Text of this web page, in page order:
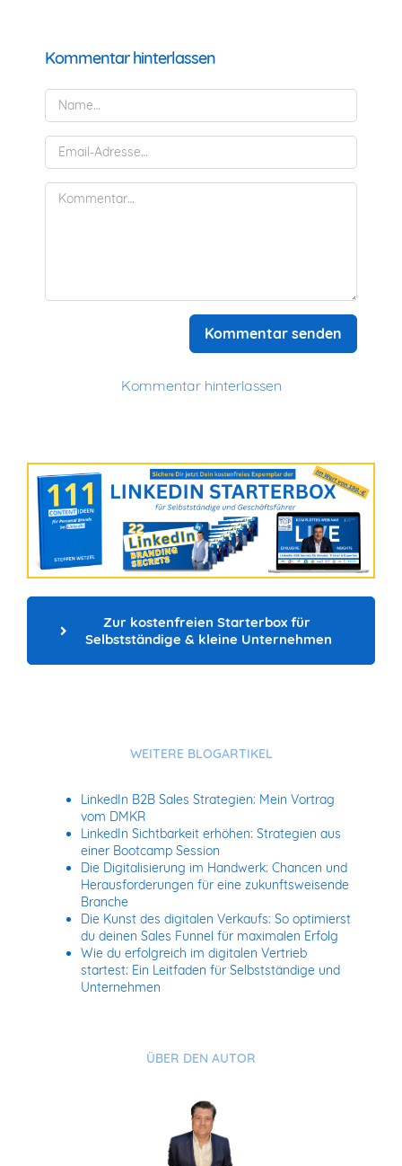
Kommentar hinterlassen
Kommentar senden
Kommentar hinterlassen
Zur kostenfreien Starterbox für
Selbstständige & kleine Unternehmen
WEITERE BLOGARTIKEL
LinkedIn B2B Sales Strategien: Mein Vortrag
vom DMKR
LinkedIn Sichtbarkeit erhöhen: Strategien aus
einer Bootcamp Session
Die Digitalisierung im Handwerk: Chancen und
Herausforderungen für eine zukunftsweisende
Branche
Die Kunst des digitalen Verkaufs: So optimierst
du deinen Sales Funnel für maximalen Erfolg
Wie du erfolgreich im digitalen Vertrieb
startest: Ein Leitfaden für Selbstständige und
Unternehmen
ÜBER DEN AUTOR